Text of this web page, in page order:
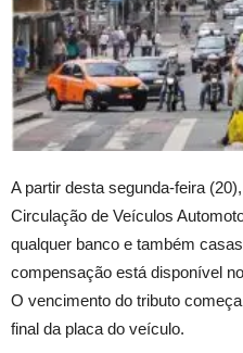
A partir desta segunda-feira
Circulação de Veículos
qualquer banco e também
compensação está disponível
O vencimento do tributo
final da placa do veículo.